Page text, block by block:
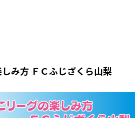
み方 ＦＣふじざくら山梨